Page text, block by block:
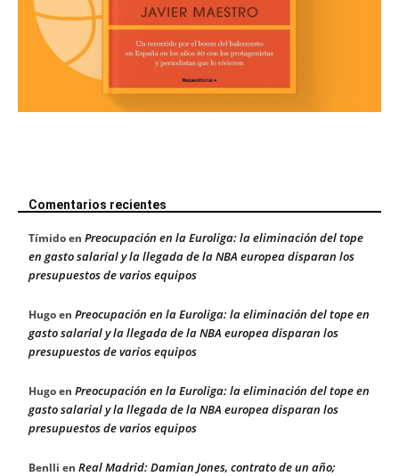
Comentarios recientes
Tímidoen Preocupación en la Euroliga: la eliminación del tope
en gasto salarial y la llegada de la NBA europea disparan los
presupuestos de varios equipos
Hugoen Preocupación en la Euroliga: la eliminación del tope en
gasto salarial y la llegada de la NBA europea disparan los
presupuestos de varios equipos
Hugoen Preocupación en la Euroliga: la eliminación del tope en
gasto salarial y la llegada de la NBA europea disparan los
presupuestos de varios equipos
Benlli en Real Madrid: Damian Jones, contrato de un año;